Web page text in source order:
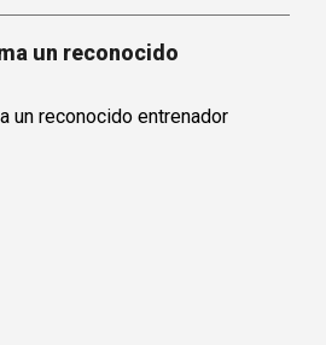
un reconocido